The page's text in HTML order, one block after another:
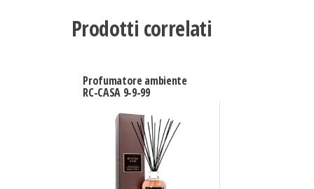
Prodotti correlati
Profumatore ambiente
RC-CASA 9-9-99